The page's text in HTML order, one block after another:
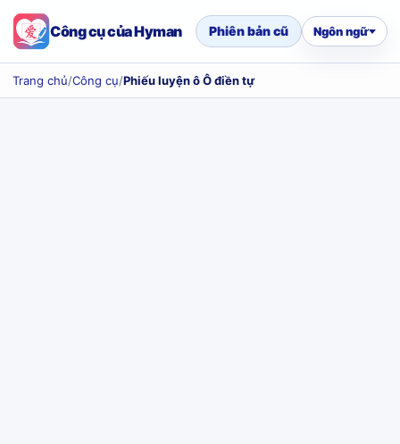
Công cụ của Hyman Phiên bản cũ Ngôn ngữ
Trang chủ/Công cụ/Phiếu luyện ô Ô điền tự